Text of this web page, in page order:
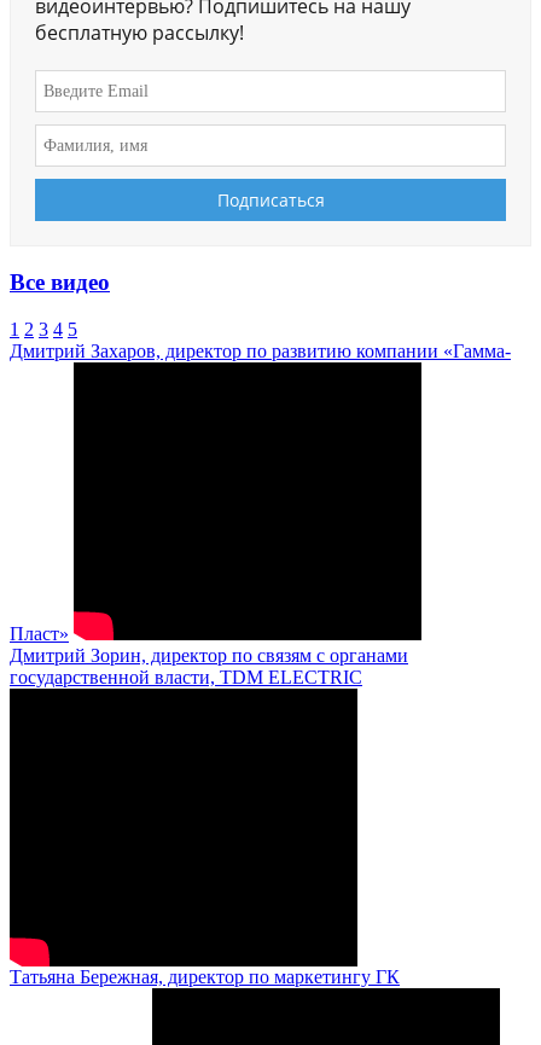
видеоинтервью? Подпишитесь на нашу
бесплатную рассылку!
Все видео
1 2 3 4 5
Дмитрий Захаров, директор по развитию компании «Гамма-
Пласт»
Дмитрий Зорин, директор по связям с органами
государственной власти, TDM ELECTRIC
Татьяна Бережная, директор по маркетингу ГК